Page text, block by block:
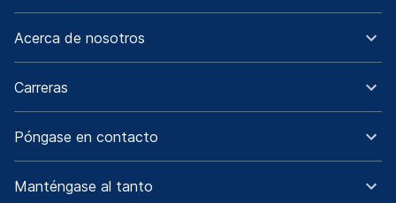
Acerca de nosotros
Carreras
Póngase en contacto
Manténgase al tanto